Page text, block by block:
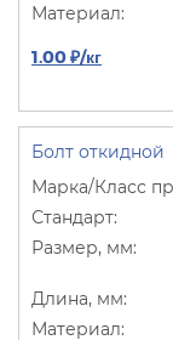
1.00 ₽/кг
Болт откидной